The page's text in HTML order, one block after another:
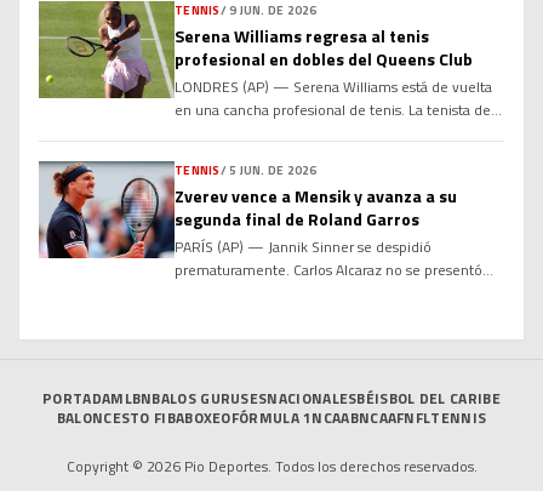
colaborar de manera conjunta con sus dos más
grandes rivales históricos en las canchas: el
español Rafael Nadal y el suizo Roger Federer.
Aprovechando el anuncio formal […]
TENNIS/9 JUN. DE 2026
Serena Williams regresa al tenis
profesional en dobles del Queens Club
LONDRES (AP) — Serena Williams está de vuelta
en una cancha profesional de tenis. La tenista de
su partido de dobles de primera ronda junto con la
canadiense Victoria Mboko, de 19 años. Este es
[…]
TENNIS/ 5 JUN. DE 2026
Zverev vence a Mensik y avanza a su
segunda final de Roland Garros
PARÍS (AP) — Jannik Sinner se despidió
prematuramente. Carlos Alcaraz no se presentó
de Grand Slam y ahora el alemán, segundo cabeza
trofeo de Roland Garros. Zverev alcanzó […]
PORTADAMLBNBALOS GURUSESNACIONALESBÉISBOL DEL CARIBE
BALONCESTO FIBABOXEOFÓRMULA 1NCAABNCAAFNFLTENNIS
Copyright © 2026 Pio Deportes. Todos los derechos reservados.